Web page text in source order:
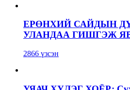
ЕРӨНХИЙ САЙДЫН
УЛАНДАА ГИШГЭЖ
2866 үзсэн